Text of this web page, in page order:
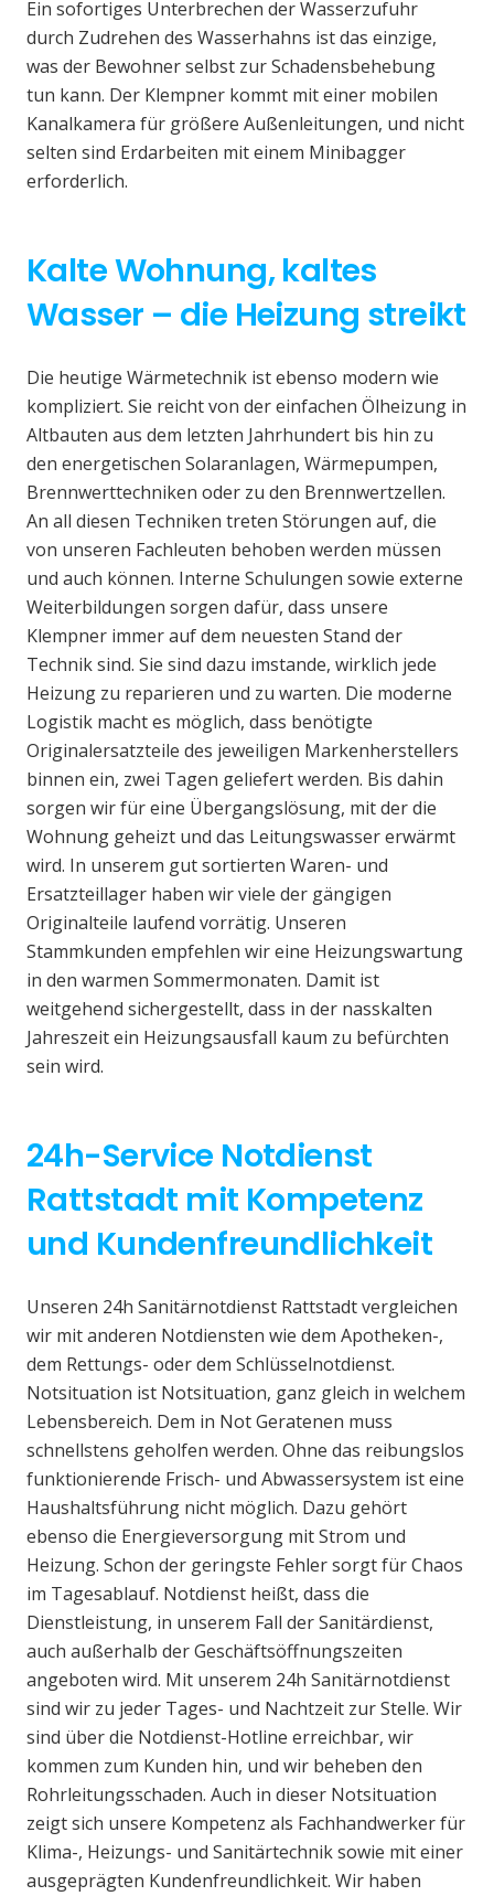
Ein sofortiges Unterbrechen der Wasserzufuhr
durch Zudrehen des Wasserhahns ist das einzige,
was der Bewohner selbst zur Schadensbehebung
tun kann. Der Klempner kommt mit einer mobilen
Kanalkamera für größere Außenleitungen, und nicht
selten sind Erdarbeiten mit einem Minibagger
erforderlich.
Kalte Wohnung, kaltes
Wasser – die Heizung streikt
Die heutige Wärmetechnik ist ebenso modern wie
kompliziert. Sie reicht von der einfachen Ölheizung in
Altbauten aus dem letzten Jahrhundert bis hin zu
den energetischen Solaranlagen, Wärmepumpen,
Brennwerttechniken oder zu den Brennwertzellen.
An all diesen Techniken treten Störungen auf, die
von unseren Fachleuten behoben werden müssen
und auch können. Interne Schulungen sowie externe
Weiterbildungen sorgen dafür, dass unsere
Klempner immer auf dem neuesten Stand der
Technik sind. Sie sind dazu imstande, wirklich jede
Heizung zu reparieren und zu warten. Die moderne
Logistik macht es möglich, dass benötigte
Originalersatzteile des jeweiligen Markenherstellers
binnen ein, zwei Tagen geliefert werden. Bis dahin
sorgen wir für eine Übergangslösung, mit der die
Wohnung geheizt und das Leitungswasser erwärmt
wird. In unserem gut sortierten Waren- und
Ersatzteillager haben wir viele der gängigen
Originalteile laufend vorrätig. Unseren
Stammkunden empfehlen wir eine Heizungswartung
in den warmen Sommermonaten. Damit ist
weitgehend sichergestellt, dass in der nasskalten
Jahreszeit ein Heizungsausfall kaum zu befürchten
sein wird.
24h-Service Notdienst
Rattstadt mit Kompetenz
und Kundenfreundlichkeit
Unseren 24h Sanitärnotdienst Rattstadt vergleichen
wir mit anderen Notdiensten wie dem Apotheken-,
dem Rettungs- oder dem Schlüsselnotdienst.
Notsituation ist Notsituation, ganz gleich in welchem
Lebensbereich. Dem in Not Geratenen muss
schnellstens geholfen werden. Ohne das reibungslos
funktionierende Frisch- und Abwassersystem ist eine
Haushaltsführung nicht möglich. Dazu gehört
ebenso die Energieversorgung mit Strom und
Heizung. Schon der geringste Fehler sorgt für Chaos
im Tagesablauf. Notdienst heißt, dass die
Dienstleistung, in unserem Fall der Sanitärdienst,
auch außerhalb der Geschäftsöffnungszeiten
angeboten wird. Mit unserem 24h Sanitärnotdienst
sind wir zu jeder Tages- und Nachtzeit zur Stelle. Wir
sind über die Notdienst-Hotline erreichbar, wir
kommen zum Kunden hin, und wir beheben den
Rohrleitungsschaden. Auch in dieser Notsituation
zeigt sich unsere Kompetenz als Fachhandwerker für
Klima-, Heizungs- und Sanitärtechnik sowie mit einer
ausgeprägten Kundenfreundlichkeit. Wir haben